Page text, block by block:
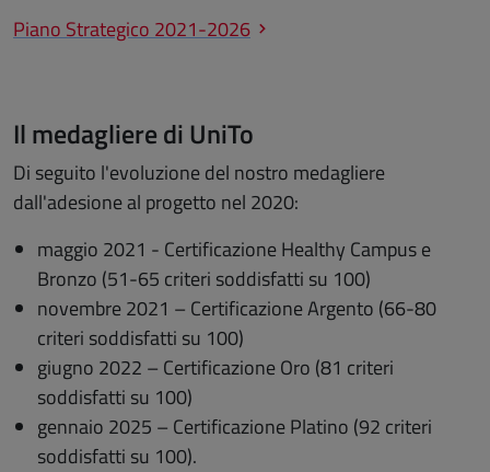
Piano Strategico 2021-2026
Il medagliere di UniTo
Di seguito l'evoluzione del nostro medagliere
dall'adesione al progetto nel 2020:
maggio 2021 - Certificazione Healthy Campus e
Bronzo (51-65 criteri soddisfatti su 100)
novembre 2021 – Certificazione Argento (66-80
criteri soddisfatti su 100)
giugno 2022 – Certificazione Oro (81 criteri
soddisfatti su 100)
gennaio 2025 – Certificazione Platino (92 criteri
soddisfatti su 100).